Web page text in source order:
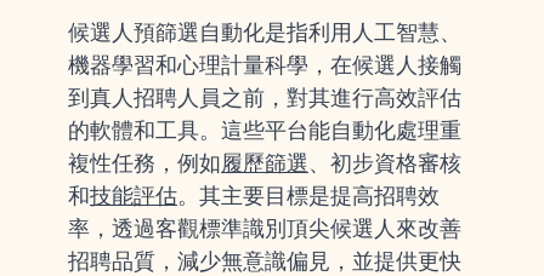
候選人預篩選自動化是指利用人工智慧、
機器學習和心理計量科學，在候選人接觸
到真人招聘人員之前，對其進行高效評估
的軟體和工具。這些平台能自動化處理重
複性任務，例如履歷篩選、初步資格審核
和技能評估。其主要目標是提高招聘效
率，透過客觀標準識別頂尖候選人來改善
招聘品質，減少無意識偏見，並提供更快